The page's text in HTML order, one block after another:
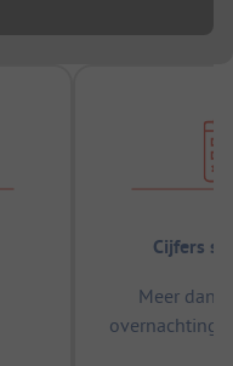
Cijfers
Meer dan